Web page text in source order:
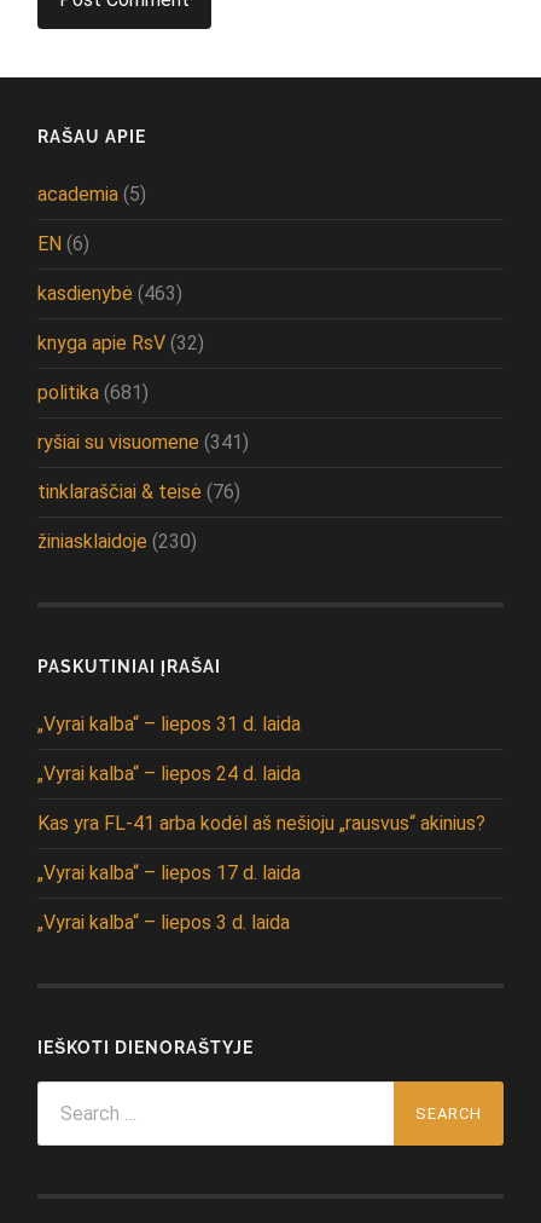
RAŠAU APIE
academia (5)
EN (6)
kasdienybė (463)
knyga apie RsV (32)
politika (681)
ryšiai su visuomene (341)
tinklaraščiai & teisė (76)
žiniasklaidoje (230)
PASKUTINIAI ĮRAŠAI
„Vyrai kalba“ – liepos 31 d. laida
„Vyrai kalba“ – liepos 24 d. laida
Kas yra FL-41 arba kodėl aš nešioju „rausvus“ akinius?
„Vyrai kalba“ – liepos 17 d. laida
„Vyrai kalba“ – liepos 3 d. laida
IEŠKOTI DIENORAŠTYJE
for: